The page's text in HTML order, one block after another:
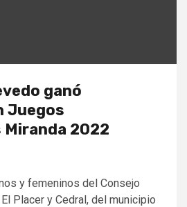
ganó
Juegos
2022
y femeninos del Consejo
Placer y Cedral, del municipio